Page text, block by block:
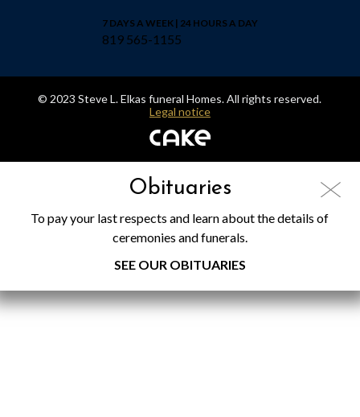
7 DAYS A WEEK | 24 HOURS A DAY
819 565-1155
© 2023 Steve L. Elkas funeral Homes. All rights reserved.
Legal notice
Obituaries
To pay your last respects and learn about the details of
ceremonies and funerals.
SEE OUR OBITUARIES